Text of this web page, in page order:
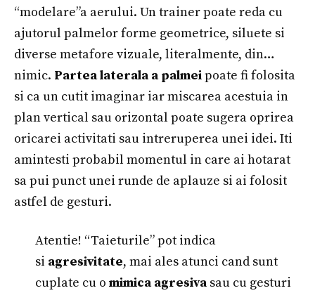
“modelare”a aerului. Un trainer poate reda cu
ajutorul palmelor forme geometrice, siluete si
diverse metafore vizuale, literalmente, din…
nimic. Partea laterala a palmeipoate fi folosita
si ca un cutit imaginar iar miscarea acestuia in
plan vertical sau orizontal poate sugera oprirea
oricarei activitati sau intreruperea unei idei. Iti
amintesti probabil momentul in care ai hotarat
sa pui punct unei runde de aplauze si ai folosit
astfel de gesturi.
Atentie! “Taieturile” pot indica
si agresivitate, mai ales atunci cand sunt
cuplate cu o mimica agresivasau cu gesturi